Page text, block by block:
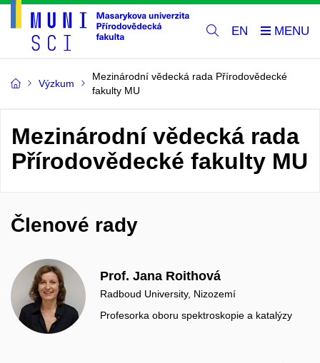
EN
Výzkum
Mezinárodní vědecká rada Přírodovědecké
fakulty MU
Mezinárodní vědecká rada
Přírodovědecké fakulty MU
Členové rady
Prof. Jana Roithová
Radboud University, Nizozemí
Profesorka oboru spektroskopie a katalýzy